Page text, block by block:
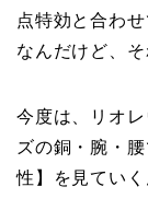
点特効と合わ
なんだけど、
今度は、リオ
ズの銅・腕・
性】を見ていく